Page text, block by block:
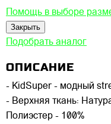
Помощь в выборе
Закрыть
Подобрать аналог
ОПИСАНИЕ
- KidSuper - модный
- Верхняя ткань:
Полиэстер - 100%